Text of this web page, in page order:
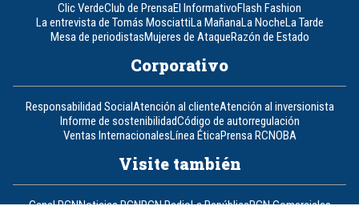
Clic VerdeClub de PrensaEl InformativoFlash Fashion
La entrevista de Tomás MosciattiLa MañanaLa NocheLa Tarde
Mesa de periodistasMujeres de AtaqueRazón de Estado
Corporativo
Responsabilidad SocialAtención al clienteAtención al inversionista
Informe de sostenibilidadCódigo de autorregulación
Ventas InternacionalesLínea ÉticaPrensa RCNOBA
Visite también
Canal RCNNoticias RCNRCN RadioLa RepúblicaRCN Comerciales